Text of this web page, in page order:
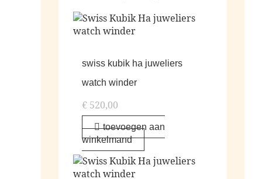
swiss kubik ha juweliers
watch winder
€ 520,00
toevoegen aan
winkelmand